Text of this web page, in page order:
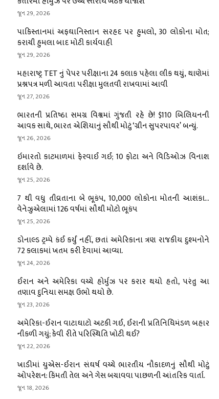
જૂન 29, 2026
પાકિસ્તાનમાં અફઘાનિસ્તાન સરહદ પર હુમલો, 30 લોકોના મોત;
કરાચી હુમલા બાદ મોટી કાર્યવાહી
જૂન 29, 2026
મહારાષ્ટ્ર TET નું પેપર પરીક્ષાના 24 કલાક પહેલા લીક થયું, થાણેમાં
પ્રશ્નપત્ર મળી આવતા પરીક્ષા મુલતવી રાખવામાં આવી
જૂન 27, 2026
ભારતની પ્રતિષ્ઠા સમગ્ર વિશ્વમાં ગુંજતી રહે છે! $110 બિલિયનની
આવક સાથે, ભારત એશિયાનું સૌથી મોટું ‘ગ્રીન સુપરપાવર’ બન્યું.
જૂન 26, 2026
ઇમારતો કાટમાળમાં ફેરવાઈ ગઈ; 10 ફોટા અને વિડિઓઝ વિનાશ
દર્શાવે છે.
જૂન 25, 2026
7 થી વધુ તીવ્રતાના બે ભૂકંપ, 10,000 લોકોના મોતની આશંકા…
વેનેઝુએલામાં 126 વર્ષમાં સૌથી મોટો ભૂકંપ
જૂન 25, 2026
ડોનાલ્ડ ટ્રમ્પે કંઈ કર્યું નહીં, છતાં અમેરિકાના ત્રણ રાજકીય દુશ્મનોને
72 કલાકમાં ખતમ કરી દેવામાં આવ્યા.
જૂન 24, 2026
ઈરાન અને અમેરિકા વચ્ચે હોર્મુઝ પર કરાર થયો હતો, પરંતુ આ
તણાવ દુનિયા સમક્ષ ઉભો થયો છે.
જૂન 23, 2026
અમેરિકા-ઈરાન વાટાઘાટો અટકી ગઈ, ઈરાની પ્રતિનિધિમંડળ બહાર
નીકળી ગયું; કેવી રીતે પરિસ્થિતિ ખોટી થઈ?
જૂન 22, 2026
ખાડીમાં યુએસ-ઈરાન સંઘર્ષ વચ્ચે ભારતીય નૌકાદળનું સૌથી મોટું
ઓપરેશન: કિંમતી તેલ અને ગેસ બચાવવા પાછળની આંતરિક વાર્તા.
જૂન 18, 2026